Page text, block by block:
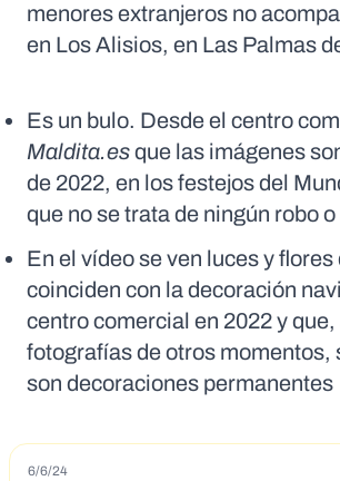
menores extranjeros no
en Los Alisios, en Las Palmas
Es un bulo. Desde el centro
Maldita.esque las imágenes
de 2022, en los festejos del
que no se trata de ningún robo
En el vídeo se ven luces y
coinciden con la decoración
centro comercial en 2022 y
fotografías de otros momentos,
son decoraciones permanentes
6/6/24